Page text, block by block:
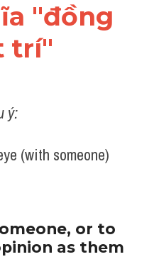
"đồng
trí"
ý:
(with someone)
or to
as them